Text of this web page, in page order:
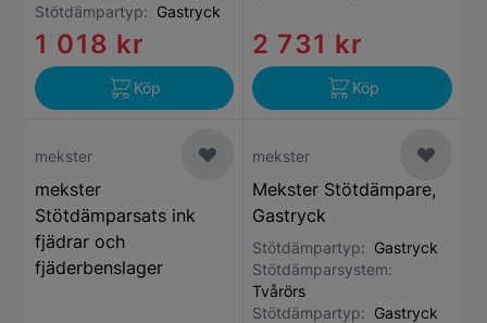
Stötdämpartyp: Gastryck
1 018 kr
Köp
2 731 kr
Köp
mekster
mekster
Stötdämparsats ink
fjädrar och
fjäderbenslager
mekster
Mekster Stötdämpare,
Gastryck
Stötdämpartyp: Gastryck
Stötdämparsystem:
Tvårörs
Stötdämpartyp: Gastryck